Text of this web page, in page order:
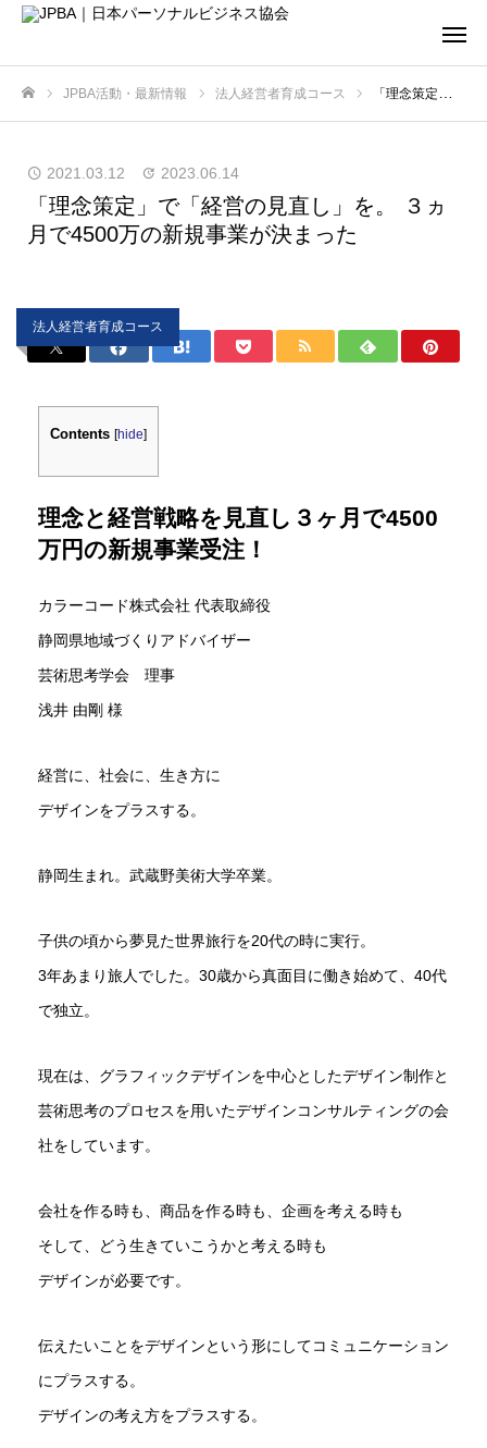
JPBA活動・最新情報 法人経営者育成コース 「理念策定」で「経営の見直し」を。 ３ヵ月で4500万の新規事業が決まった
2021.03.12 2023.06.14
「理念策定」で「経営の見直し」を。 ３ヵ
月で4500万の新規事業が決まった
法人経営者育成コース
Contents [hide]
理念と経営戦略を見直し３ヶ月で4500
万円の新規事業受注！
カラーコード株式会社 代表取締役
静岡県地域づくりアドバイザー
芸術思考学会 理事
浅井 由剛 様
経営に、社会に、生き方に
デザインをプラスする。
静岡生まれ。武蔵野美術大学卒業。
子供の頃から夢見た世界旅行を20代の時に実行。
3年あまり旅人でした。30歳から真面目に働き始めて、40代
で独立。
現在は、グラフィックデザインを中心としたデザイン制作と
芸術思考のプロセスを用いたデザインコンサルティングの会
社をしています。
会社を作る時も、商品を作る時も、企画を考える時も
そして、どう生きていこうかと考える時も
デザインが必要です。
伝えたいことをデザインという形にしてコミュニケーション
にプラスする。
デザインの考え方をプラスする。